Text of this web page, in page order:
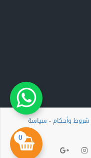
0
شروط وأحكام- سياسة